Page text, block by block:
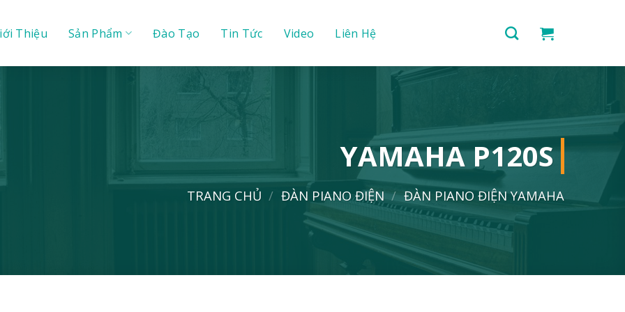
Thiệu Sản Phẩm Đào Tạo Tin Tức Video Liên Hệ
YAMAHA P120S
TRANG CHỦ / ĐÀN PIANO ĐIỆN / ĐÀN PIANO ĐIỆN YAMAHA